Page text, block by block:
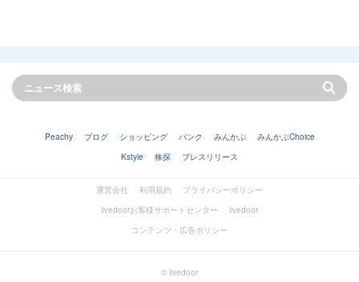
Peachy ブログ ショッピング バンク みんかぶ
みんかぶChoice
Kstyle
株探 プレスリリース
運営会社 利用規約
プライバシーポリシー
livedoorお客様サポートセンター
livedoor
コンテンツ・広告ポリシー
© livedoor